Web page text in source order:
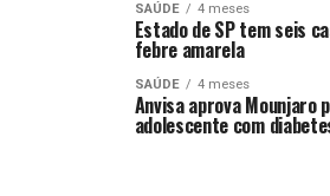
SAÚDE 4 meses
Estado de SP tem seis
febre amarela
SAÚDE 4 meses
Anvisa aprova Mounjaro
adolescente com